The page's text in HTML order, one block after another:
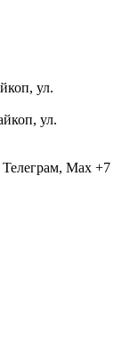
ул.
ул.
Телеграм, Мах +7